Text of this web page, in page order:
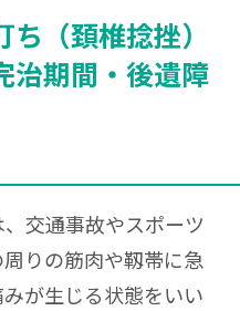
ち（頚椎捻挫）
治期間・後遺障
交通事故やスポーツ
りの筋肉や靱帯に急
が生じる状態をいい